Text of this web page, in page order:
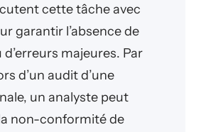
cette tâche avec
garantir l’absence de
majeures. Par
d’un audit d’une
un analyste peut
non-conformité de